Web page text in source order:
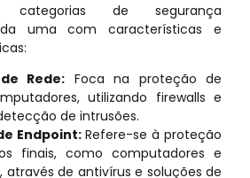
categorias de segurança
uma com características e
Rede: Foca na proteção de
utilizando firewalls e
de intrusões.
Endpoint:Refere-se à proteção
finais, como computadores e
através de antivírus e soluções de